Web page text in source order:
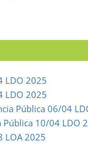
LDO 2025
LDO 2025
Pública 06/04
Pública 10/04 LDO
LOA 2025